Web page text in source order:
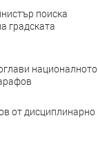
поиска
градската
националното
от дисциплинарно